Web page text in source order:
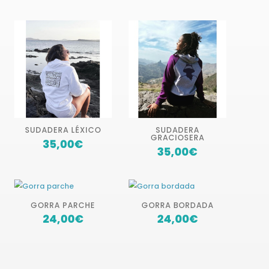
SUDADERA LÉXICO
35,00€
SUDADERA
GRACIOSERA
35,00€
GORRA PARCHE
24,00€
GORRA BORDADA
24,00€